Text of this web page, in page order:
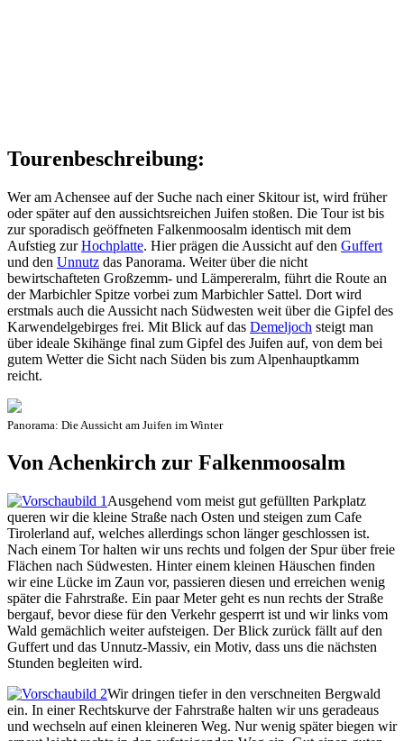
Tourenbeschreibung:
Wer am Achensee auf der Suche nach einer Skitour ist, wird früher
oder später auf den aussichtsreichen Juifen stoßen. Die Tour ist bis
zur sporadisch geöffneten Falkenmoosalm identisch mit dem
Aufstieg zurHochplatte. Hier prägen die Aussicht auf den Guffert
und den Unnutz das Panorama. Weiter über die nicht
bewirtschafteten Großzemm- und Lämpereralm, führt die Route an
der Marbichler Spitze vorbei zum Marbichler Sattel. Dort wird
erstmals auch die Aussicht nach Südwesten weit über die Gipfel des
Karwendelgebirges frei. Mit Blick auf das Demeljoch steigt man
über ideale Skihänge final zum Gipfel des Juifen auf, von dem bei
gutem Wetter die Sicht nach Süden bis zum Alpenhauptkamm
reicht.
Panorama: Die Aussicht am Juifen im Winter
Von Achenkirch zur Falkenmoosalm
Ausgehend vom meist gut gefüllten Parkplatz
queren wir die kleine Straße nach Osten und steigen zum Cafe
Tirolerland auf, welches allerdings schon länger geschlossen ist.
Nach einem Tor halten wir uns rechts und folgen der Spur über freie
Flächen nach Südwesten. Hinter einem kleinen Häuschen finden
wir eine Lücke im Zaun vor, passieren diesen und erreichen wenig
später die Fahrstraße. Ein paar Meter geht es nun rechts der Straße
bergauf, bevor diese für den Verkehr gesperrt ist und wir links vom
Wald gemächlich weiter aufsteigen. Der Blick zurück fällt auf den
Guffert und das Unnutz-Massiv, ein Motiv, dass uns die nächsten
Stunden begleiten wird.
Wir dringen tiefer in den verschneiten Bergwald
ein. In einer Rechtskurve der Fahrstraße halten wir uns geradeaus
und wechseln auf einen kleineren Weg. Nur wenig später biegen wir